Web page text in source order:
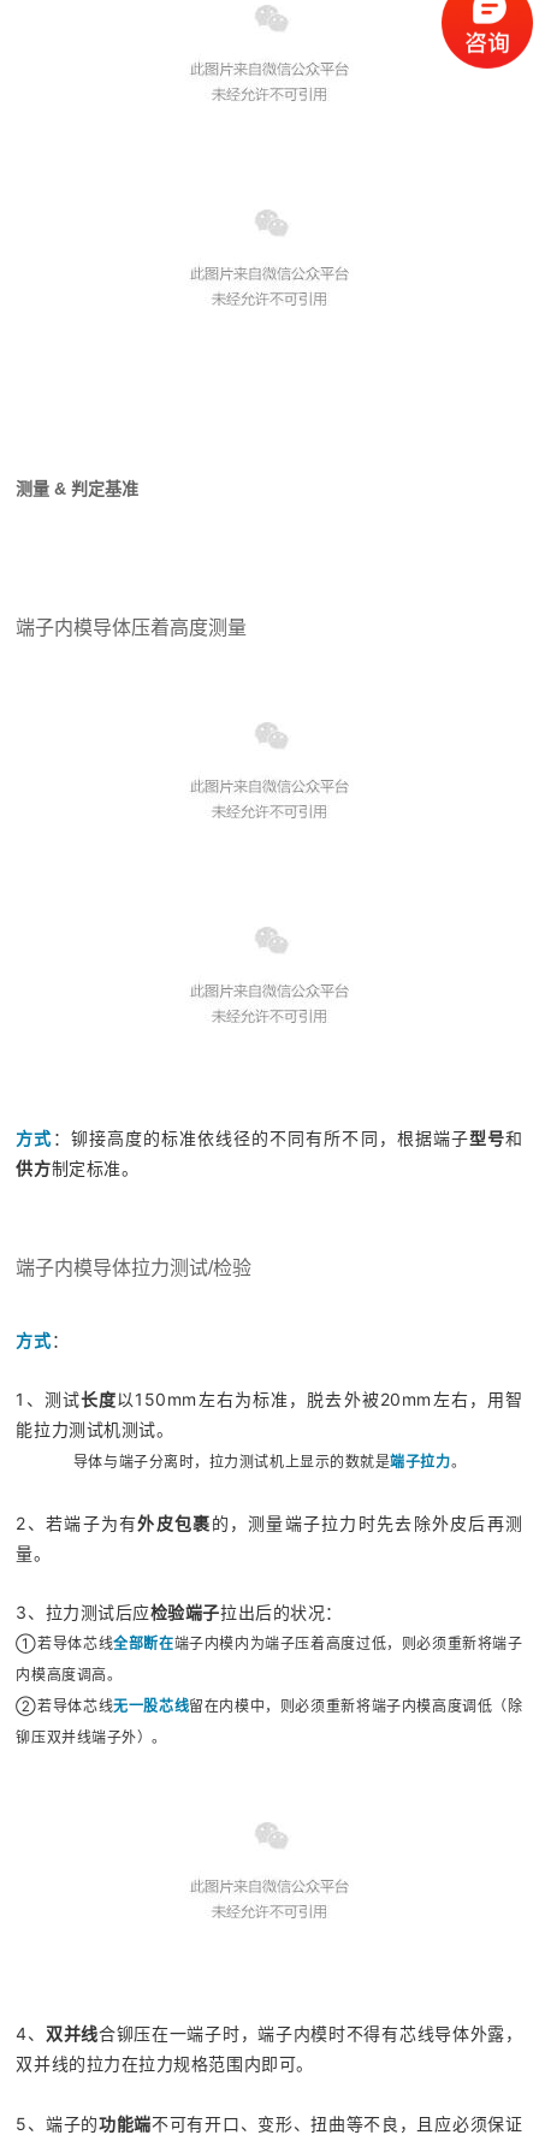
测量 & 判定基准
端子内模导体压着高度测量
方式 ：铆接高度的标准依线径的不同有所不同，根据端子型号和
供方制定标准。
端子内模导体拉力测试/检验
方式：
1、测试长度以150mm左右为标准，脱去外被20mm左右，用智
能拉力测试机测试。
导体与端子分离时，拉力测试机上显示的数就是端子拉力。
2、若端子为有外皮包裹的，测量端子拉力时先去除外皮后再测
量。
3、拉力测试后应检验端子拉出后的状况：
①若导体芯线全部断在端子内模内为端子压着高度过低，则必须重新将端子
内模高度调高。
②若导体芯线无一股芯线留在内模中，则必须重新将端子内模高度调低（除
铆压双并线端子外）。
4、 双并线合铆压在一端子时，端子内模时不得有芯线导体外露，
双并线的拉力在拉力规格范围内即可。
5、端子的功能端不可有开口、变形、扭曲等不良，且应必须保证